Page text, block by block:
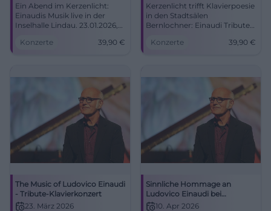
Ein Abend im Kerzenlicht:
Einaudis Musik live in der
Inselhalle Lindau. 23.01.2026,
Intensiver Sound, große
Konzerte 39,90 €
Kerzenlicht trifft Klavierpoesie
in den Stadtsälen
Bernlochner: Einaudi Tribute
Montag, 02.02.2026, 19:00
Konzerte 39,90 €
The Music of Ludovico Einaudi
- Tribute-Klavierkonzert
23. März 2026
Sinnliche Hommage an
Ludovico Einaudi bei
Kerzenschein -
10. Apr 2026